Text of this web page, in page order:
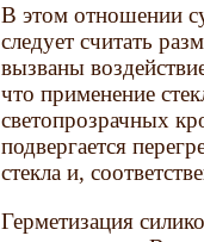
В этом отношении
следует считать
вызваны
что применение
светопрозрачных
подвергается
стекла и,
Герметизация